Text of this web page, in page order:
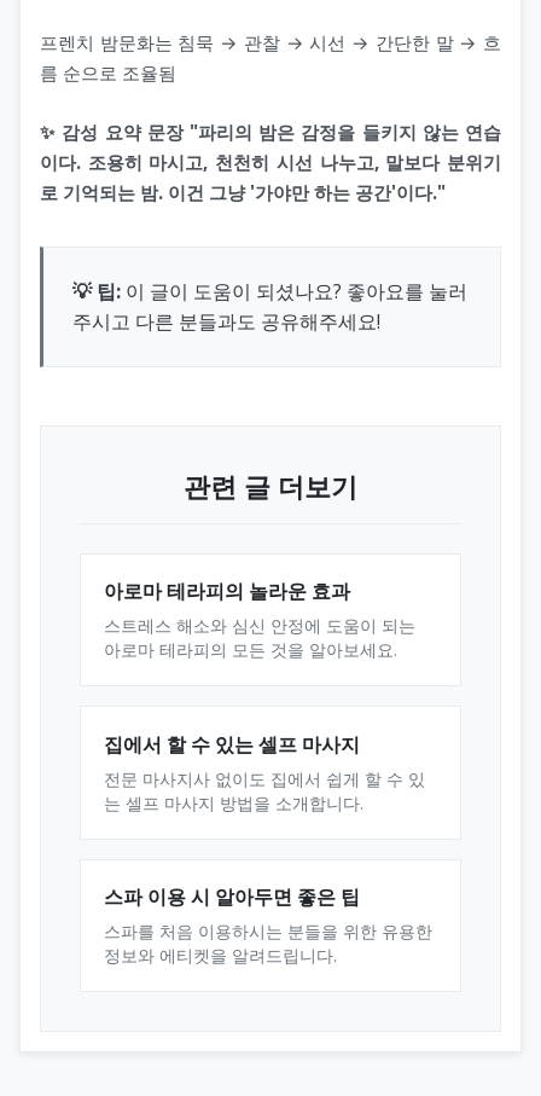
프렌치 밤문화는 침묵 → 관찰 → 시선 → 간단한 말 → 흐
름 순으로 조율됨
✨ 감성 요약 문장 "파리의 밤은 감정을 들키지 않는 연습
이다. 조용히 마시고, 천천히 시선 나누고, 말보다 분위기
로 기억되는 밤. 이건 그냥 '가야만 하는 공간'이다."
💡 팁: 이 글이 도움이 되셨나요? 좋아요를 눌러
주시고 다른 분들과도 공유해주세요!
관련 글 더보기
아로마 테라피의 놀라운 효과
스트레스 해소와 심신 안정에 도움이 되는
아로마 테라피의 모든 것을 알아보세요.
집에서 할 수 있는 셀프 마사지
전문 마사지사 없이도 집에서 쉽게 할 수 있
는 셀프 마사지 방법을 소개합니다.
스파 이용 시 알아두면 좋은 팁
스파를 처음 이용하시는 분들을 위한 유용한
정보와 에티켓을 알려드립니다.